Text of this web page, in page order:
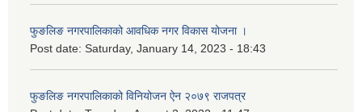
फुङलिङ नगरपालिकाको आवधिक नगर विकास योजना ।
Post date: Saturday, January 14, 2023 - 18:43
फुङलिङ नगरपालिकाको विनियोजन ऐन २०७९ राजपत्र